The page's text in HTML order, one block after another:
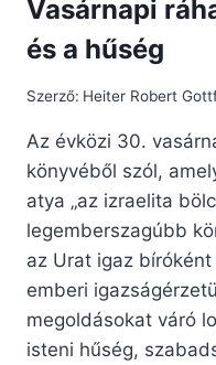
Vasárnapi
és a hűség
Szerző: Heiter Robert
Az évközi 30.
könyvéből szól,
atya „az izraelita
legemberszagúbb
az Urat igaz
emberi
megoldásokat váró
isteni hűség,